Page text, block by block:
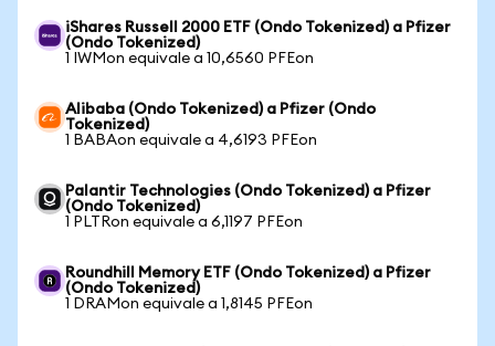
iShares Russell 2000 ETF (Ondo Tokenized) a Pfizer
(Ondo Tokenized)
1 IWMon equivale a 10,6560 PFEon
Alibaba (Ondo Tokenized) a Pfizer (Ondo
Tokenized)
1 BABAon equivale a 4,6193 PFEon
Palantir Technologies (Ondo Tokenized) a Pfizer
(Ondo Tokenized)
1 PLTRon equivale a 6,1197 PFEon
Roundhill Memory ETF (Ondo Tokenized) a Pfizer
(Ondo Tokenized)
1 DRAMon equivale a 1,8145 PFEon